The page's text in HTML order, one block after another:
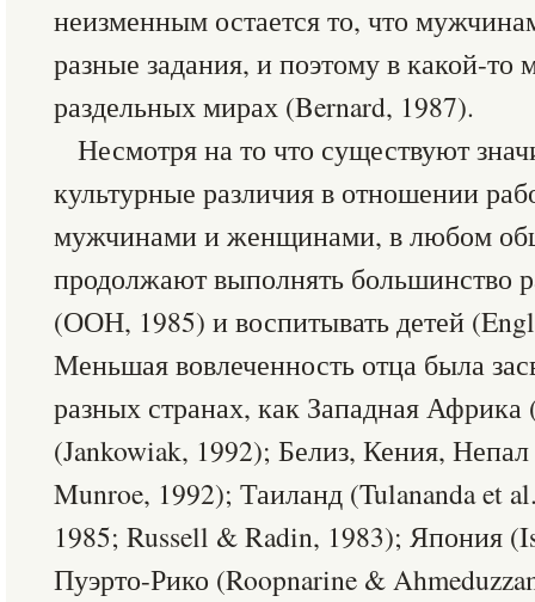
неизменным остается то, что
разные задания, и поэтому в какой-то
раздельных мирах (Bernard, 1987).
Несмотря на то что существуют
культурные различия в отношении
мужчинами и женщинами, в любом
продолжают выполнять большинство
(ООН, 1985) и воспитывать детей
Меньшая вовлеченность отца была
разных странах, как Западная Африка
(Jankowiak, 1992); Белиз, Кения,
Munroe, 1992); Таиланд (Tulananda et
1985; Russell & Radin, 1983); Япония
Пуэрто-Рико (Roopnarine &